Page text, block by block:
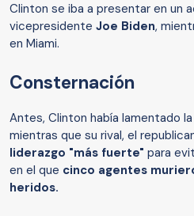
Clinton se iba a presentar en un
vicepresidente Joe Biden,
en Miami.
Consternación
Antes, Clinton había lamentado la
mientras que su rival, el
liderazgo "más fuerte" para
en el que cinco agentes
heridos.